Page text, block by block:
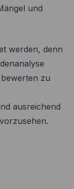
und
werden, denn
zu
ausreichend